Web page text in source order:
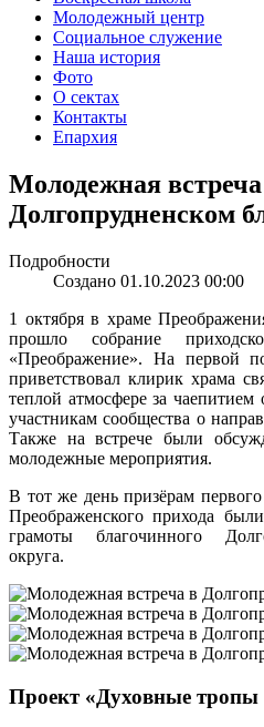
Молодежный центр
Социальное служение
Наша история
Фото
О сектах
Контакты
Епархия
Молодежная
Долгопрудненском
Подробности
Создано 01.10.2023 00:00
1 октября в храме
прошло собрание
«Преображение». На первой
приветствовал клирик храма
теплой атмосфере за
участникам сообщества о
Также на встрече были
молодежные мероприятия.
В тот же день призёрам
Преображенского прихода
грамоты благочинного
округа.
Проект «Духовные тропы